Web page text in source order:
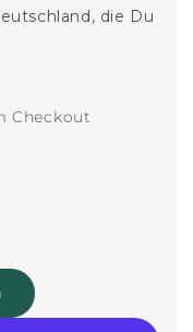
die Du
Checkout